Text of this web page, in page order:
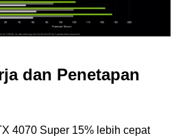
dan Penetapan
4070 Super 15% lebih cepat